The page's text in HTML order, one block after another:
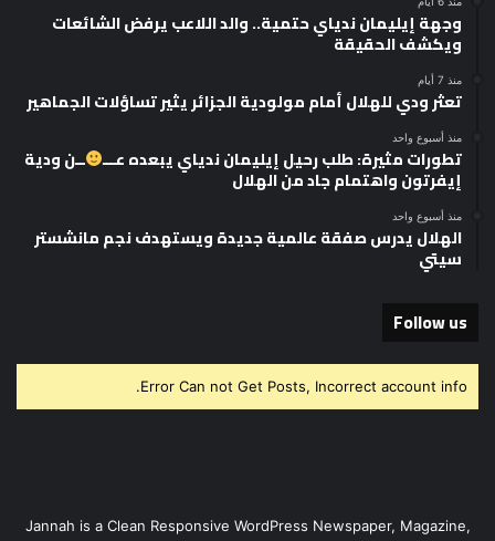
وجهة إيليمان ندياي حتمية.. والد اللاعب يرفض الشائعات
ويكشف الحقيقة
منذ 7 أيام
تعثر ودي للهلال أمام مولودية الجزائر يثير تساؤلات الجماهير
منذ أسبوع واحد
تطورات مثيرة: طلب رحيل إيليمان ندياي يبعده عـــ ــن ودية
إيفرتون واهتمام جاد من الهلال
منذ أسبوع واحد
الهلال يدرس صفقة عالمية جديدة ويستهدف نجم مانشستر
سيتي
Follow us
Error Can not Get Posts, Incorrect account info.
Jannah is a Clean Responsive WordPress Newspaper, Magazine,